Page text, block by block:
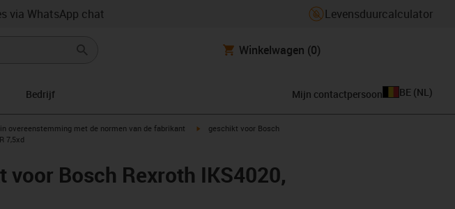
via WhatsApp chat Levensduurcalculator
Winkelwagen (0)
Bedrijf Mijn contactpersoon BE (NL )
overeenstemming met de normen van de fabrikant igus-icon-arrow-right
geschikt voor Bosch
7,5xd
Bosch Rexroth IKS4020,